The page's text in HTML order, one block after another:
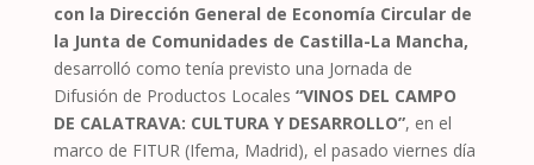
con la Dirección General de Economía Circular de
la Junta de Comunidades de Castilla-La Mancha,
desarrolló como tenía previsto una Jornada de
Difusión de Productos Locales “VINOS DEL CAMPO
DE CALATRAVA: CULTURA Y DESARROLLO”, en el
marco de FITUR (Ifema, Madrid), el pasado viernes día